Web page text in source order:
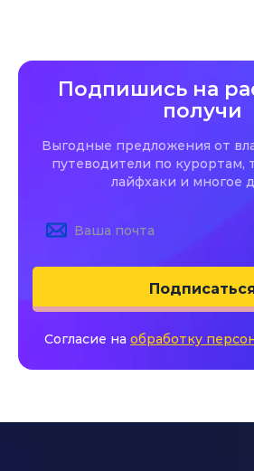
Подпишись на
получи
Выгодные предложения от
путеводители по курортам,
лайфхаки и многое
Согласие на обработку